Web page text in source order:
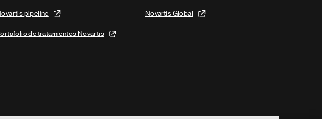
pipeline
de tratamientos Novartis
Novartis Global
Site Search